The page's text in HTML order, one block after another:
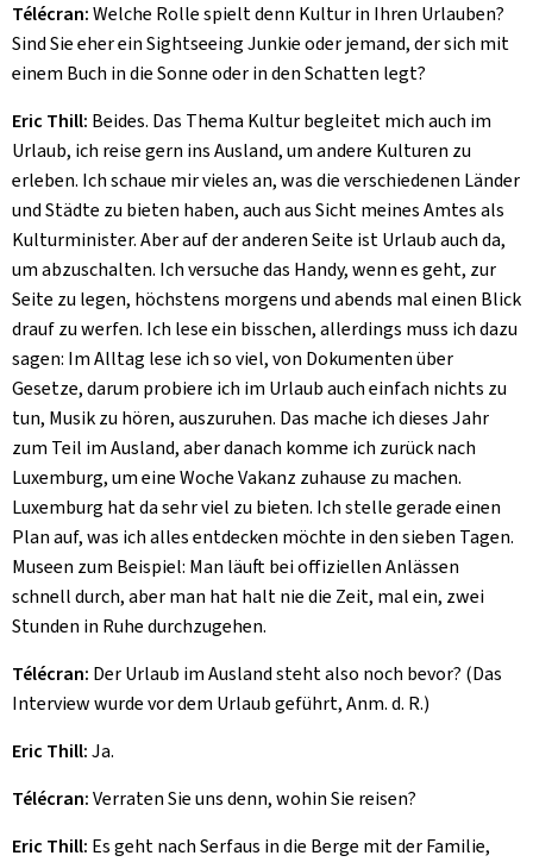
Télécran:Welche Rolle spielt denn Kultur in Ihren Urlauben?
Sind Sie eher ein Sightseeing Junkie oder jemand, der sich mit
einem Buch in die Sonne oder in den Schatten legt?
Eric Thill: Beides. Das Thema Kultur begleitet mich auch im
Urlaub, ich reise gern ins Ausland, um andere Kulturen zu
erleben. Ich schaue mir vieles an, was die verschiedenen Länder
und Städte zu bieten haben, auch aus Sicht meines Amtes als
Kulturminister. Aber auf der anderen Seite ist Urlaub auch da,
um abzuschalten. Ich versuche das Handy, wenn es geht, zur
Seite zu legen, höchstens morgens und abends mal einen Blick
drauf zu werfen. Ich lese ein bisschen, allerdings muss ich dazu
sagen: Im Alltag lese ich so viel, von Dokumenten über
Gesetze, darum probiere ich im Urlaub auch einfach nichts zu
tun, Musik zu hören, auszuruhen. Das mache ich dieses Jahr
zum Teil im Ausland, aber danach komme ich zurück nach
Luxemburg, um eine Woche Vakanz zuhause zu machen.
Luxemburg hat da sehr viel zu bieten. Ich stelle gerade einen
Plan auf, was ich alles entdecken möchte in den sieben Tagen.
Museen zum Beispiel: Man läuft bei offiziellen Anlässen
schnell durch, aber man hat halt nie die Zeit, mal ein, zwei
Stunden in Ruhe durchzugehen.
Télécran: Der Urlaub im Ausland steht also noch bevor? (Das
Interview wurde vor dem Urlaub geführt, Anm. d. R.)
Eric Thill:Ja.
Télécran:Verraten Sie uns denn, wohin Sie reisen?
Eric Thill: Es geht nach Serfaus in die Berge mit der Familie,